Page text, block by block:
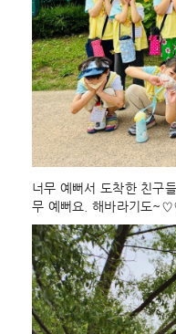
너무 예뻐서 도착한 친구
무 예뻐요. 해바라기도